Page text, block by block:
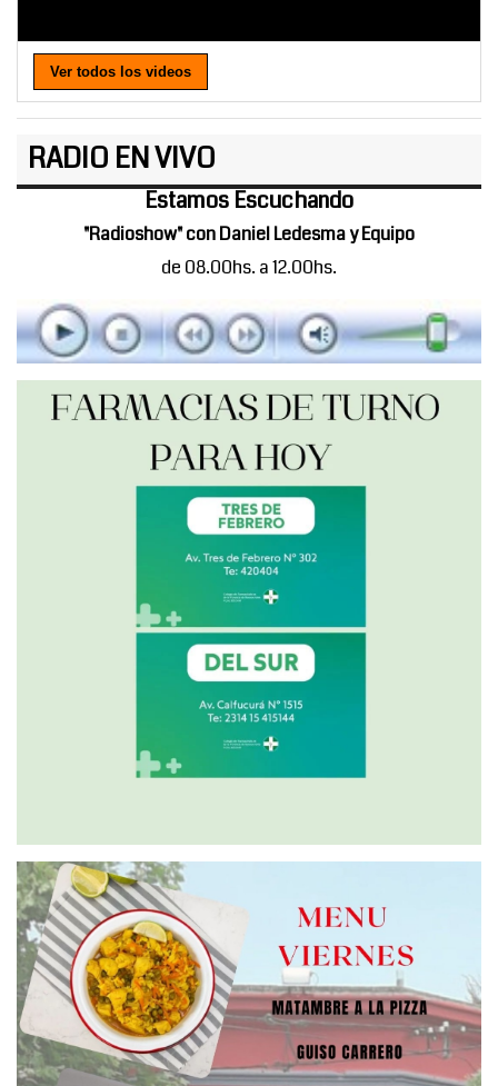
Ver todos los videos
RADIO EN VIVO
Estamos Escuchando
"Radioshow" con Daniel Ledesma y Equipo
de 08.00hs. a 12.00hs.